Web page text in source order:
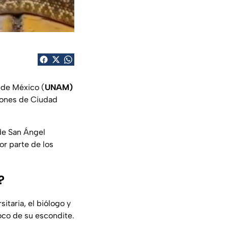
México (UNAM)
de Ciudad
San Ángel
parte de los
el biólogo y
de su escondite.